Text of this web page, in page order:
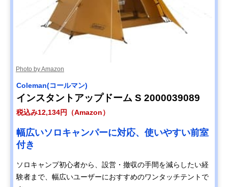
Photo by Amazon
Coleman(コールマン)
インスタントアップドーム S 2000039089
税込み12,134円（Amazon）
幅広いソロキャンパーに対応、使いやすい前室
付き
ソロキャンプ初心者から、設営・撤収の手間を減らしたい経
験者まで、幅広いユーザーにおすすめのワンタッチテントで